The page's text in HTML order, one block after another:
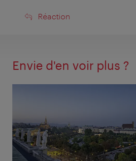
Réaction
Réaction
Envie d'en voir plus ?